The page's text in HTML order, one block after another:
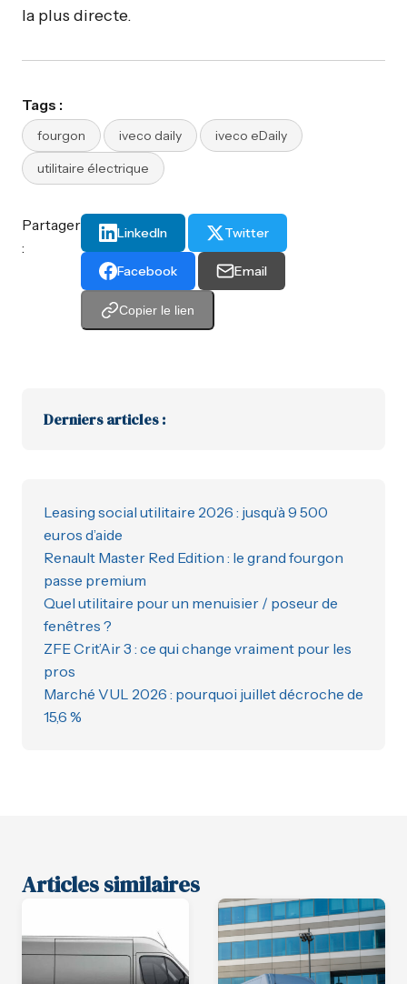
la plus directe.
Tags :
fourgon iveco daily
iveco eDaily
utilitaire électrique
Partager
:
LinkedIn Twitter
Facebook Email
Copier le lien
Derniers articles :
Leasing social utilitaire 2026 : jusqu’à 9 500
euros d’aide
Renault Master Red Edition : le grand fourgon
passe premium
Quel utilitaire pour un menuisier / poseur de
fenêtres ?
ZFE Crit’Air 3 : ce qui change vraiment pour les
pros
Marché VUL 2026 : pourquoi juillet décroche de
15,6 %
Articles similaires